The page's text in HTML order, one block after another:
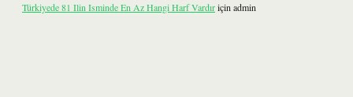
Türkiyede 81 Ilin Isminde En Az Hangi Harf Vardıriçin admin